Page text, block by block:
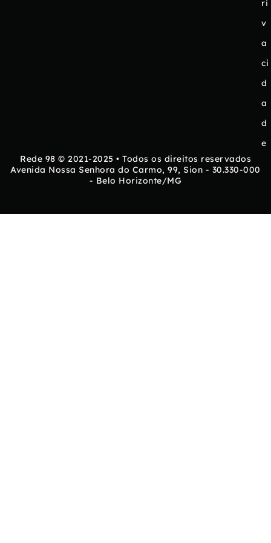
ri
v
a
ci
d
a
d
e
Rede 98 © 2021-2025 • Todos os direitos reservados
Avenida Nossa Senhora do Carmo, 99, Sion - 30.330-000
- Belo Horizonte/MG